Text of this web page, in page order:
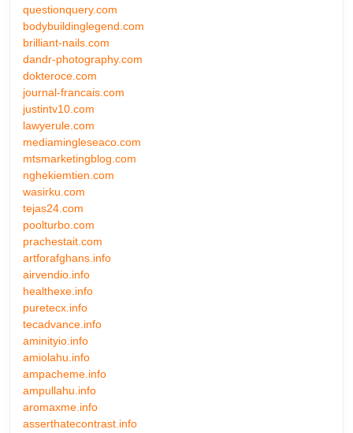
questionquery.com
bodybuildinglegend.com
brilliant-nails.com
dandr-photography.com
dokteroce.com
journal-francais.com
justintv10.com
lawyerule.com
mediamingleseaco.com
mtsmarketingblog.com
nghekiemtien.com
wasirku.com
tejas24.com
poolturbo.com
prachestait.com
artforafghans.info
airvendio.info
healthexe.info
puretecx.info
tecadvance.info
aminityio.info
amiolahu.info
ampacheme.info
ampullahu.info
aromaxme.info
asserthatecontrast.info